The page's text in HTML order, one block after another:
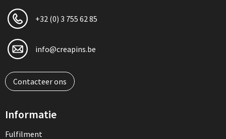
+32 (0) 3 755 62 85
info@creapins.be
Contacteer ons
Informatie
Fulfilment